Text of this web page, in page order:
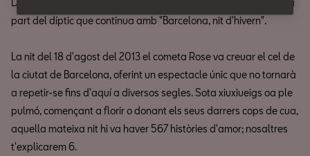
Debut al llargmetratge de ficció de
i primera
part del díptic que continua amb "Barcelona, nit d'hivern".
La nit del 18 d'agost del 2013 el cometa Rose va creuar el cel de
la ciutat de Barcelona, oferint un espectacle únic que no tornarà
a repetir-se fins d'aquí a diversos segles. Sota xiuxiueigs oa ple
pulmó, començant a florir o donant els seus darrers cops de cua,
aquella mateixa nit hi va haver 567 històries d'amor; nosaltres
t'explicarem 6.